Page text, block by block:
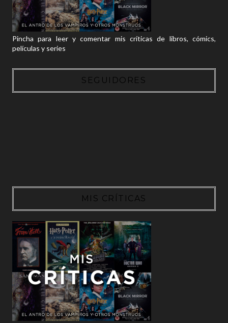
Pincha para leer y comentar mis críticas de libros, cómics,
películas y series
SEGUIDORES
MIS CRÍTICAS